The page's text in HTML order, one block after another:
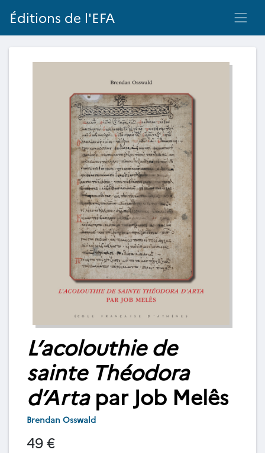
Éditions de l'EFA
L’acolouthie de
sainte Théodora
d’Artapar Job Melês
Brendan Osswald
49 €